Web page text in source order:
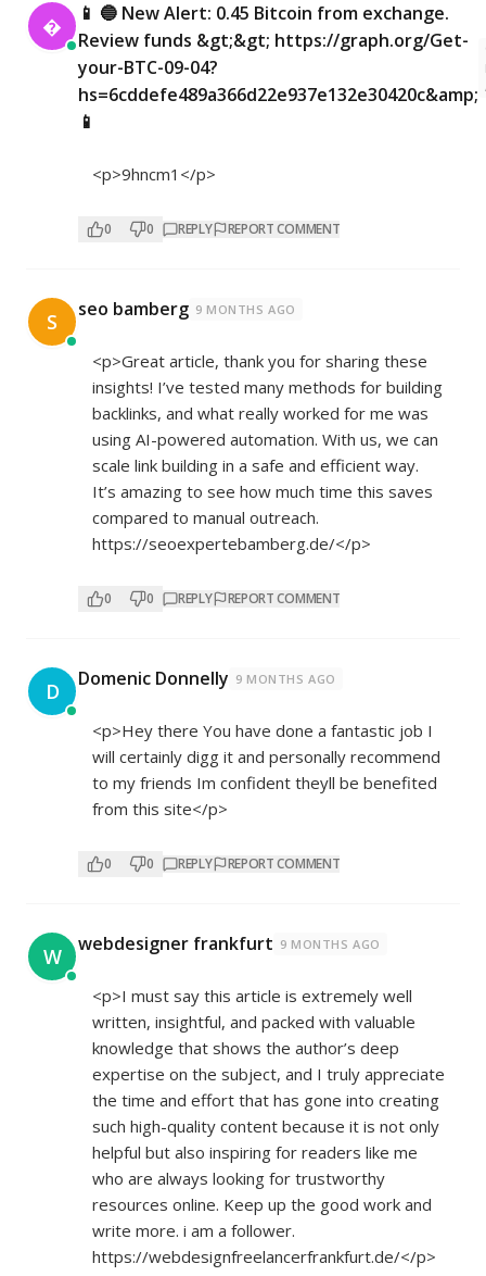

📱 🔵 New Alert: 0.45 Bitcoin from exchange.
Review funds &gt;&gt; https://graph.org/Get-
your-BTC-09-04?
hs=6cddefe489a366d22e937e132e30420c&amp;
📱
<p>9hncm1</p>
0 0 REPLY REPORT COMMENT
S seo bamberg 9 MONTHS AGO
<p>Great article, thank you for sharing these
insights! I’ve tested many methods for building
backlinks, and what really worked for me was
using AI-powered automation. With us, we can
scale link building in a safe and efficient way.
It’s amazing to see how much time this saves
compared to manual outreach.
https://seoexpertebamberg.de/</p>
0 0 REPLY REPORT COMMENT
D Domenic Donnelly 9 MONTHS AGO
<p>Hey there You have done a fantastic job I
will certainly digg it and personally recommend
to my friends Im confident theyll be benefited
from this site</p>
0 0 REPLY REPORT COMMENT
W webdesigner frankfurt 9 MONTHS AGO
<p>I must say this article is extremely well
written, insightful, and packed with valuable
knowledge that shows the author’s deep
expertise on the subject, and I truly appreciate
the time and effort that has gone into creating
such high-quality content because it is not only
helpful but also inspiring for readers like me
who are always looking for trustworthy
resources online. Keep up the good work and
write more. i am a follower.
https://webdesignfreelancerfrankfurt.de/</p>